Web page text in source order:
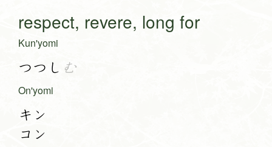
respect, revere, long for
Kun'yomi
つつし む
On'yomi
キン
コン